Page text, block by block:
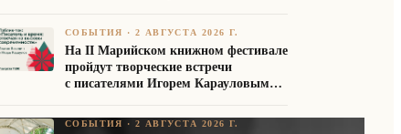
СОБЫТИЯ ·2 АВГУСТА 2026 Г.
На II Марийском книжном фестивале
пройдут творческие встречи
с писателями Игорем Карауловым
СОБЫТИЯ ·2 АВГУСТА 2026 Г.